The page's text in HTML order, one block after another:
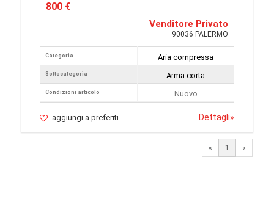
800 €
Venditore Privato
90036 PALERMO
Categoria
Sottocategoria
Condizioni articolo
Aria compressa
Arma corta
Nuovo
aggiungi a preferiti Dettagli»
« 1 «